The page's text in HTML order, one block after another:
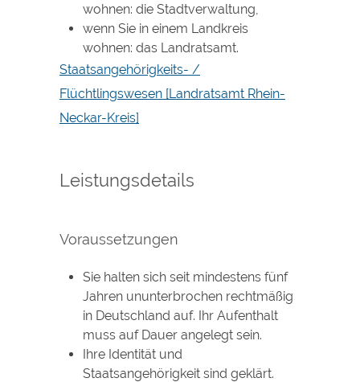
wohnen: die Stadtverwaltung,
wenn Sie in einem Landkreis
wohnen: das Landratsamt.
Staatsangehörigkeits- /
Flüchtlingswesen [Landratsamt Rhein-
Neckar-Kreis]
Leistungsdetails
Voraussetzungen
Sie halten sich seit mindestens fünf
Jahren ununterbrochen rechtmäßig
in Deutschland auf. Ihr Aufenthalt
muss auf Dauer angelegt sein.
Ihre Identität und
Staatsangehörigkeit sind geklärt.